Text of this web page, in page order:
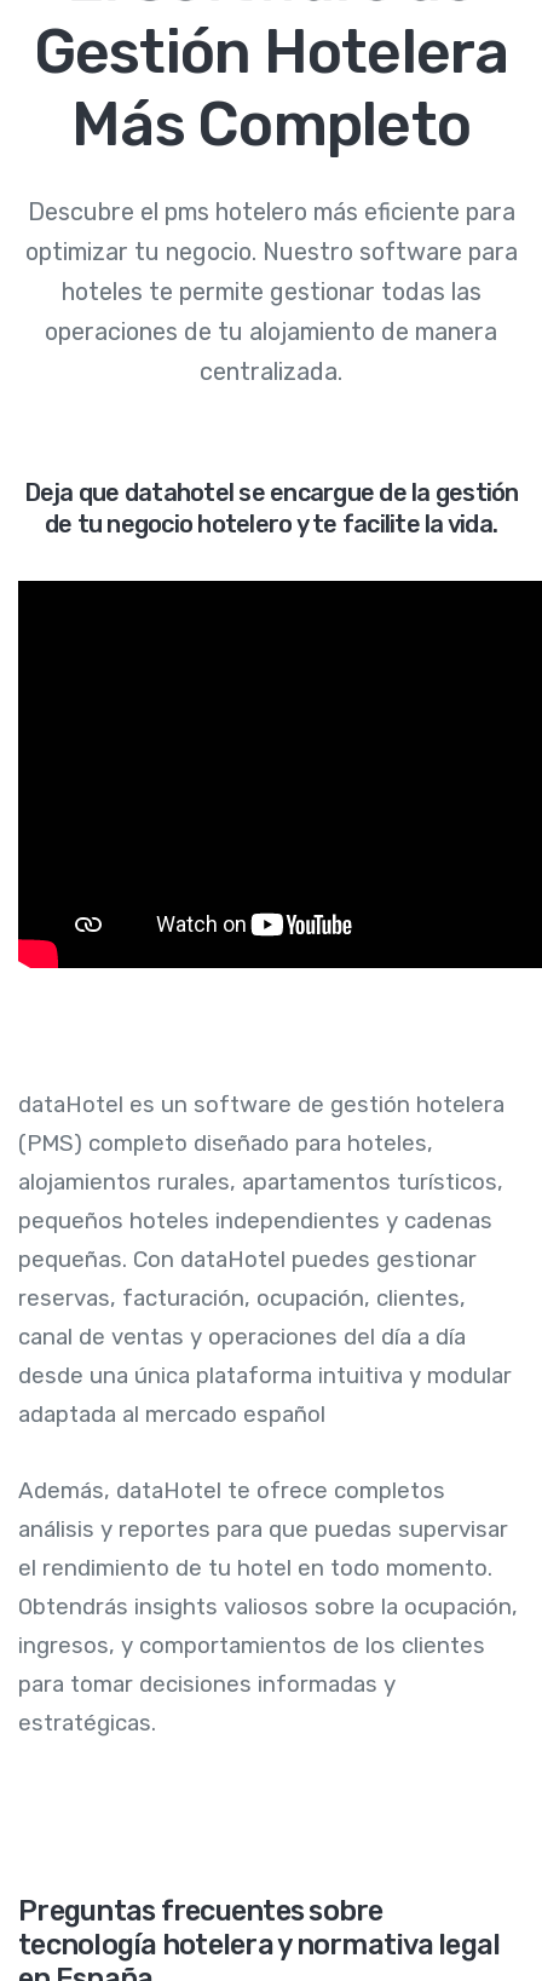
Gestión Hotelera
Más Completo
Descubre el pms hotelero más eficiente para
optimizar tu negocio. Nuestro software para
hoteles te permite gestionar todas las
operaciones de tu alojamiento de manera
centralizada.
Deja que datahotel se encargue de la gestión
de tu negocio hotelero y te facilite la vida.
dataHotel es un software de gestión hotelera
(PMS) completo diseñado para hoteles,
alojamientos rurales, apartamentos turísticos,
pequeños hoteles independientes y cadenas
pequeñas. Con dataHotel puedes gestionar
reservas, facturación, ocupación, clientes,
canal de ventas y operaciones del día a día
desde una única plataforma intuitiva y modular
adaptada al mercado español
Además, dataHotel te ofrece completos
análisis y reportes para que puedas supervisar
el rendimiento de tu hotel en todo momento.
Obtendrás insights valiosos sobre la ocupación,
ingresos, y comportamientos de los clientes
para tomar decisiones informadas y
estratégicas.
Preguntas frecuentes sobre
tecnología hotelera y normativa legal